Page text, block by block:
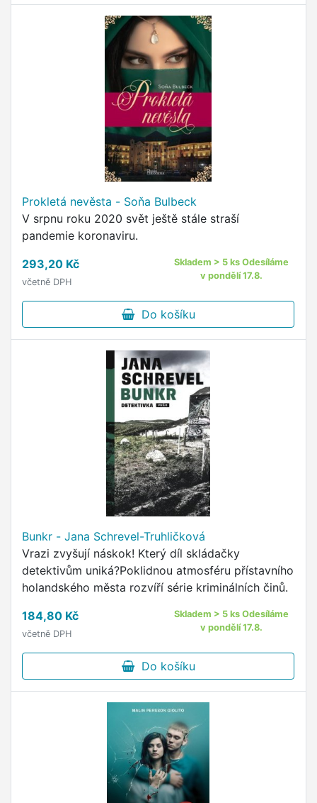
Prokletá nevěsta - Soňa Bulbeck
V srpnu roku 2020 svět ještě stále straší
pandemie koronaviru.
293,20 Kč
včetně DPH
Skladem > 5 ks Odesíláme
v pondělí 17.8.
Do košíku
Bunkr - Jana Schrevel-Truhličková
Vrazi zvyšují náskok! Který díl skládačky
detektivům uniká?Poklidnou atmosféru přístavního
holandského města rozvíří série kriminálních činů.
184,80 Kč
včetně DPH
Skladem > 5 ks Odesíláme
v pondělí 17.8.
Do košíku